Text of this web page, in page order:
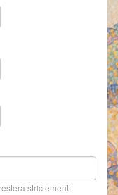
S'inscrire
strictement